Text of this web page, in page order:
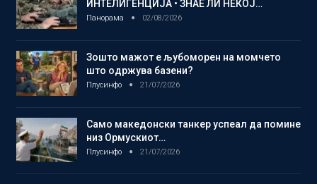
ИНТЕЛИГЕНЦИЈА • ЗНАЕ ЛИ НЕКОЈ…
Панорама 02/08/2026
Зошто мажот е љубоморен на момчето
што одржува базени?
Плусинфо 21/07/2026
Само македонски танкер успеал да помине
низ Ормускиот…
Плусинфо 21/07/2026